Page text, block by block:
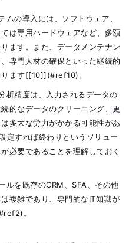
ムの導入には、ソフトウェア、
は専用ハードウェアなど、多額
ます。また、データメンテナン
専門人材の確保といった継続的
ります[[10]](#ref10)。
析精度は、入力されるデータの
的なデータのクリーニング、更
多大な労力がかかる可能性があ
すれば終わりというソリュー
必要であることを理解しておく
ルを既存のCRM、SFA、その他
複雑であり、専門的なIT知識が
。